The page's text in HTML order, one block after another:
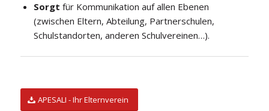
Sorgt für Kommunikation auf allen Ebenen
(zwischen Eltern, Abteilung, Partnerschulen,
Schulstandorten, anderen Schulvereinen…).
APESALI - Ihr Elternverein